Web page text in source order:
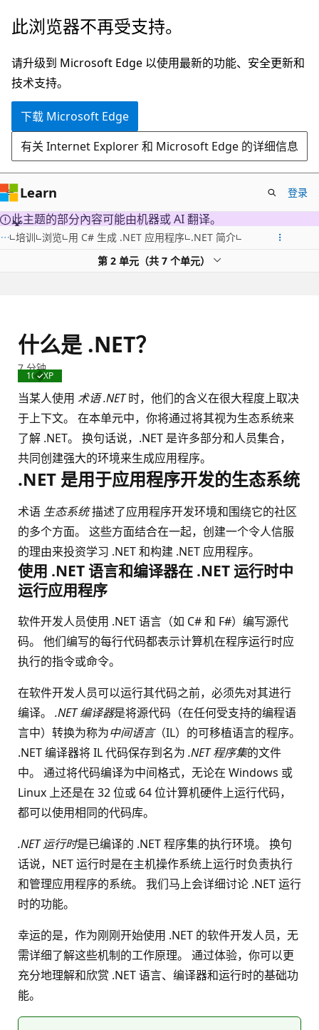
跳
主
要
内
此浏览器不再受支持。
请升级到 Microsoft Edge 以使用最新的功能、安全更新和
技术支持。
下载 Microsoft Edge
有关 Internet Explorer 和 Microsoft Edge 的详细信息
Learn 登录
此主题的部分內容可能由机器或 AI 翻译。
培训 浏览 用 C# 生成 .NET 应用程序 .NET 简介
第 2 单元（共 7 个单元）
什么是 .NET？
已
成
100 XP
7 分钟
当某人使用 术语 .NET时，他们的含义在很大程度上取决
于上下文。 在本单元中，你将通过将其视为生态系统来
了解 .NET。 换句话说，.NET 是许多部分和人员集合，
共同创建强大的环境来生成应用程序。
.NET 是用于应用程序开发的生态系统
术语 生态系统描述了应用程序开发环境和围绕它的社区
的多个方面。 这些方面结合在一起，创建一个令人信服
的理由来投资学习 .NET 和构建 .NET 应用程序。
使用 .NET 语言和编译器在 .NET 运行时中
运行应用程序
软件开发人员使用 .NET 语言（如 C# 和 F#）编写源代
码。 他们编写的每行代码都表示计算机在程序运行时应
执行的指令或命令。
在软件开发人员可以运行其代码之前，必须先对其进行
编译。 .NET 编译器是将源代码（在任何受支持的编程语
言中）转换为称为中间语言（IL）的可移植语言的程序。
.NET 编译器将 IL 代码保存到名为 .NET 程序集的文件
中。 通过将代码编译为中间格式，无论在 Windows 或
Linux 上还是在 32 位或 64 位计算机硬件上运行代码，
都可以使用相同的代码库。
.NET 运行时是已编译的 .NET 程序集的执行环境。 换句
话说，NET 运行时是在主机操作系统上运行时负责执行
和管理应用程序的系统。 我们马上会详细讨论 .NET 运行
时的功能。
幸运的是，作为刚刚开始使用 .NET 的软件开发人员，无
需详细了解这些机制的工作原理。 通过体验，你可以更
充分地理解和欣赏 .NET 语言、编译器和运行时的基础功
能。